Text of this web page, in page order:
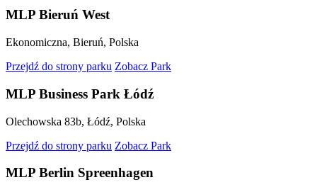
MLP Bieruń West
Ekonomiczna, Bieruń, Polska
Przejdź do strony parku Zobacz Park
MLP Business Park Łódź
Olechowska 83b, Łódź, Polska
Przejdź do strony parku Zobacz Park
MLP Berlin Spreenhagen